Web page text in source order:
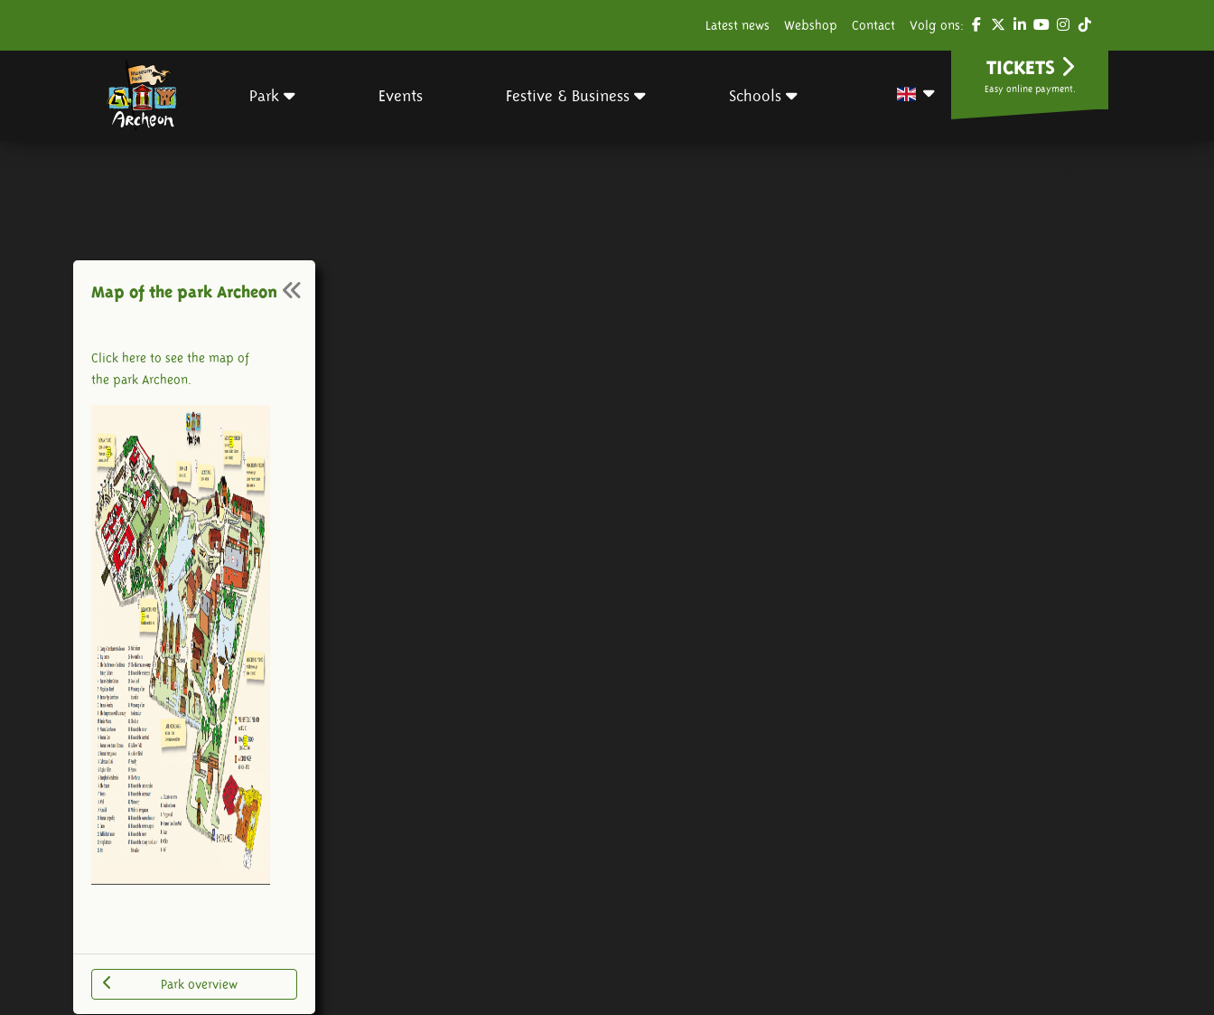
Latest news Webshop Contact Volg ons:
Park Events Festive & Business Schools
TICKETS
Easy online payment.
Map of the park Archeon
Click here to see the map of
the park Archeon.
Park overview